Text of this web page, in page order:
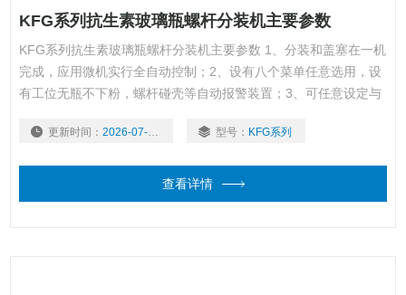
KFG系列抗生素玻璃瓶螺杆分装机主要参数
KFG系列抗生素玻璃瓶螺杆分装机主要参数 1、分装和盖塞在一机
完成，应用微机实行全自动控制；2、设有八个菜单任意选用，设
有工位无瓶不下粉，螺杆碰壳等自动报警装置；3、可任意设定与
螺距送粉螺杆，解决粘性及流动性差之药粉的分装难点；5、需经
更新时间： 2026-07-30 型号： KFG系列
查看详情